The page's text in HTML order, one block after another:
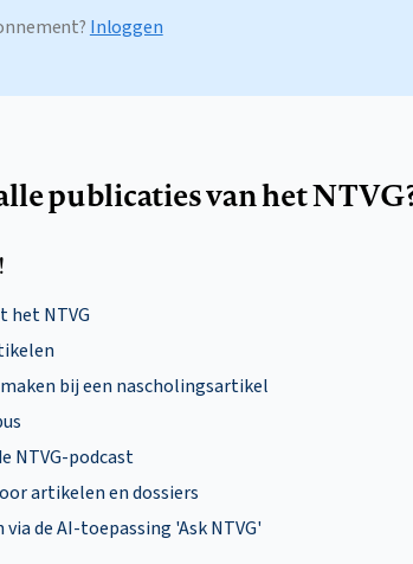
Inloggen
publicaties van het
het NTVG
bij een nascholingsartikel
NTVG-podcast
artikelen en dossiers
de AI-toepassing 'Ask NTVG'